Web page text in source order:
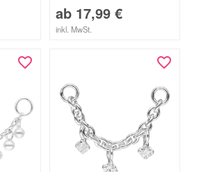
ab 17,99 €
inkl. MwSt.